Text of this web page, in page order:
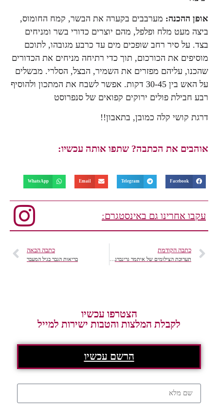
אופן ההכנה: מערבבים בקערה את הבשר, קמח החומוס,
ביצה מעט מלח ופלפל, מהם יוצרים כדורי בשר ומניחים
בצד. על סיר רחב שופכים מים עד כרבע מגובהו, לתוכם
מוסיפים את הכורכום, תוך כדי רתיחה מניחים את הכדורים
שהכנו, עליהם מפזרים את השמיר, הבצל, הסלרי. מבשלים
על האש בין 30-45 דקות. אפשר לשבח את המתכון ולהוסיף
רבע חבילת פולים ירוקים קפואים של סנפרוסט
דרגת קושי קלה כמובן, בתאבון!!
אוהבים את הכתבה? שתפו אותה עכשיו:
Facebook
Telegram
Email
WhatsApp
עקבו אחרינו גם באינסטגרם:
כתבה הקודמת כתבה הבאה
בריאות הגבר בגיל המעבר
הצטרפו עכשיו
לקבלת המלצות והטבות ישירות למייל
הרשם עכשיו